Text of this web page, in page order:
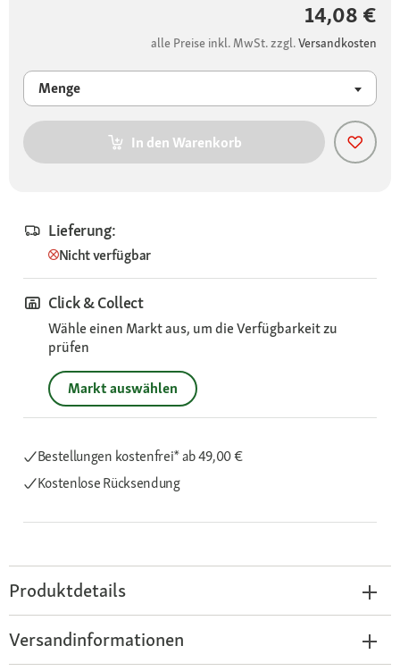
14,08 €
alle Preise inkl. MwSt. zzgl.Versandkosten
Menge
In den Warenkorb
Lieferung:
Nicht verfügbar
Click & Collect
Wähle einen Markt aus, um die Verfügbarkeit zu
prüfen
Markt auswählen
Bestellungen kostenfrei*ab 49,00 €
Kostenlose Rücksendung
Produktdetails
Versandinformationen